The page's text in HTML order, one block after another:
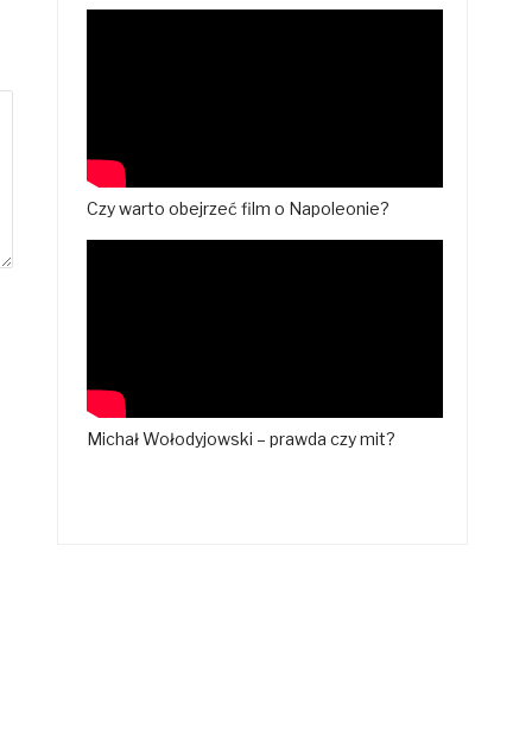
Czy warto obejrzeć film o Napoleonie?
Michał Wołodyjowski – prawda czy mit?